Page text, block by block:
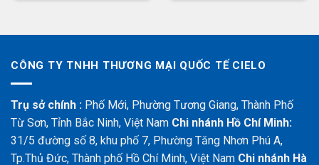
CÔNG TY TNHH THƯƠNG MẠI QUỐC TẾ CIELO
Trụ sở chính : Phố Mới, Phường Tương Giang, Thành Phố
Từ Sơn, Tỉnh Bắc Ninh, Việt Nam Chi nhánh Hồ Chí Minh:
31/5 đường số 8, khu phố 7, Phường Tăng Nhơn Phú A,
Tp.Thủ Đức, Thành phố Hồ Chí Minh, Việt Nam Chi nhánh Hà